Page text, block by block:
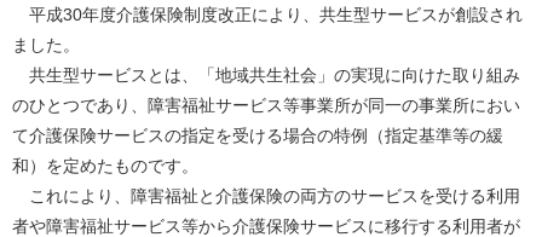
平成30年度介護保険制度改正により、共生型サービスが創設され
ました。
共生型サービスとは、「地域共生社会」の実現に向けた取り組み
のひとつであり、障害福祉サービス等事業所が同一の事業所におい
て介護保険サービスの指定を受ける場合の特例（指定基準等の緩
和）を定めたものです。
これにより、障害福祉と介護保険の両方のサービスを受ける利用
者や障害福祉サービス等から介護保険サービスに移行する利用者が